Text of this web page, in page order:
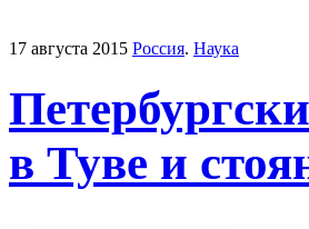
17 августа 2015 Россия. Наука
в Туве и